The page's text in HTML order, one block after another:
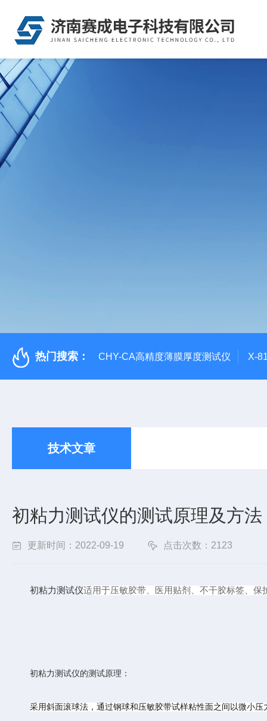
热门搜索： CHY-CA高精度薄膜厚度测试仪 X-
技术文章
初粘力测试仪的测试原理及方法
更新时间：2022-09-19 点击次数：2123
初粘力测试仪适用于压敏胶带、医用贴剂、不干胶标签、
初粘力测试仪的测试原理：
采用斜面滚球法，通过钢球和压敏胶带试样粘性面之间以微小